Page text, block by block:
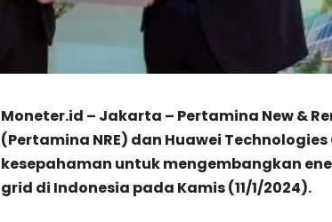
Moneter.id – Jakarta – Pertamina New &
(Pertamina NRE) dan Huawei
kesepahaman untuk mengembangkan
grid di Indonesia pada Kamis (11/1/2024).